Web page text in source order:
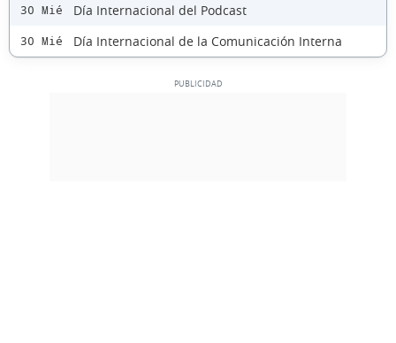
30 Mié Día Internacional del Podcast
30 Mié Día Internacional de la Comunicación Interna